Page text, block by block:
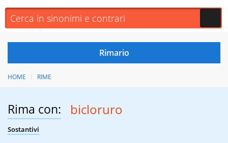
HOME RIME
Rima con: bicloruro
Sostantivi